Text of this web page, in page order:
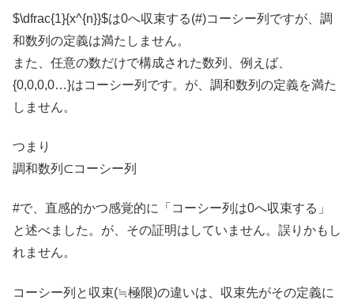
$\dfrac{1}{x^{n}}$は0へ収束する(#)コーシー列ですが、調
和数列の定義は満たしません。
また、任意の数だけで構成された数列、例えば、
{0,0,0,0…}はコーシー列です。が、調和数列の定義を満た
しません。
つまり
調和数列⊂コーシー列
#で、直感的かつ感覚的に「コーシー列は0へ収束する」
と述べました。が、その証明はしていません。誤りかもし
れません。
コーシー列と収束(≒極限)の違いは、収束先がその定義に